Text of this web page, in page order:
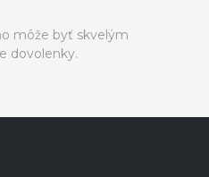
môže byť skvelým
dovolenky.